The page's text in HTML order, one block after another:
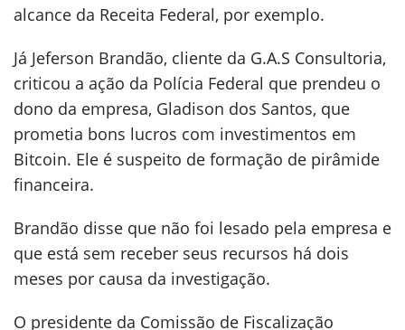
alcance da Receita Federal, por exemplo.
Já Jeferson Brandão, cliente da G.A.S Consultoria,
criticou a ação da Polícia Federal que prendeu o
dono da empresa, Gladison dos Santos, que
prometia bons lucros com investimentos em
Bitcoin. Ele é suspeito de formação de pirâmide
financeira.
Brandão disse que não foi lesado pela empresa e
que está sem receber seus recursos há dois
meses por causa da investigação.
O presidente da Comissão de Fiscalização